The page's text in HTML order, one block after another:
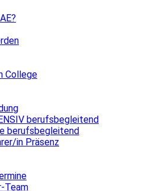
College
berufsbegleitend
berufsbegleitend
in Präsenz
Team